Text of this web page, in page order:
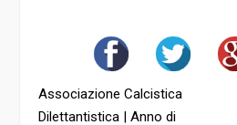
Associazione Calcistica
Dilettantistica | Anno di